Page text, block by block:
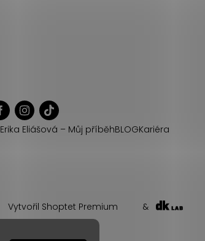
Erika Eliášová – Můj příběhBLOGKariéra
Vytvořil Shoptet Premium &